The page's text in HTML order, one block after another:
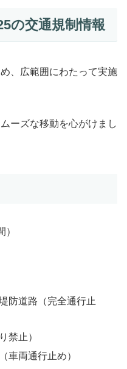
の交通規制情報
、広範囲にわたって実施
ーズな移動を心がけまし
）
防道路（完全通行止
禁止）
車両通行止め）